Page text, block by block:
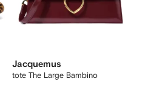
Jacquemus
tote The Large Bambino